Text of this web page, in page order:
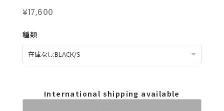
¥17,600
種類
International shipping available